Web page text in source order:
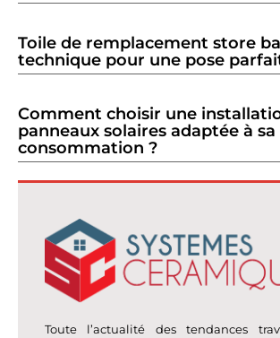
Toile de remplacement store
technique pour une pose
Comment choisir une
panneaux solaires adaptée à sa
consommation ?
Toute l’actualité des tendances